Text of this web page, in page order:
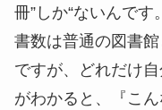
冊”しか“ないんで
書数は普通の図書
ですが、どれだけ
がわかると、『こ